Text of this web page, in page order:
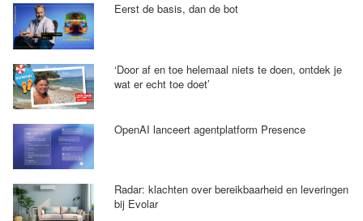
Eerst de basis, dan de bot
‘Door af en toe helemaal niets te doen, ontdek je
wat er echt toe doet’
OpenAI lanceert agentplatform Presence
Radar: klachten over bereikbaarheid en leveringen
bij Evolar